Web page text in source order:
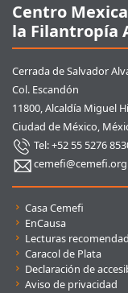
Centro
la Filantropía
Cerrada de Salvador
Col. Escandón
11800, Alcaldía Miguel
Ciudad de México,
Tel: +52 55 5276
cemefi@cemefi.org
Casa Cemefi
EnCausa
Lecturas
Caracol de Plata
Declaración de
Aviso de privacidad